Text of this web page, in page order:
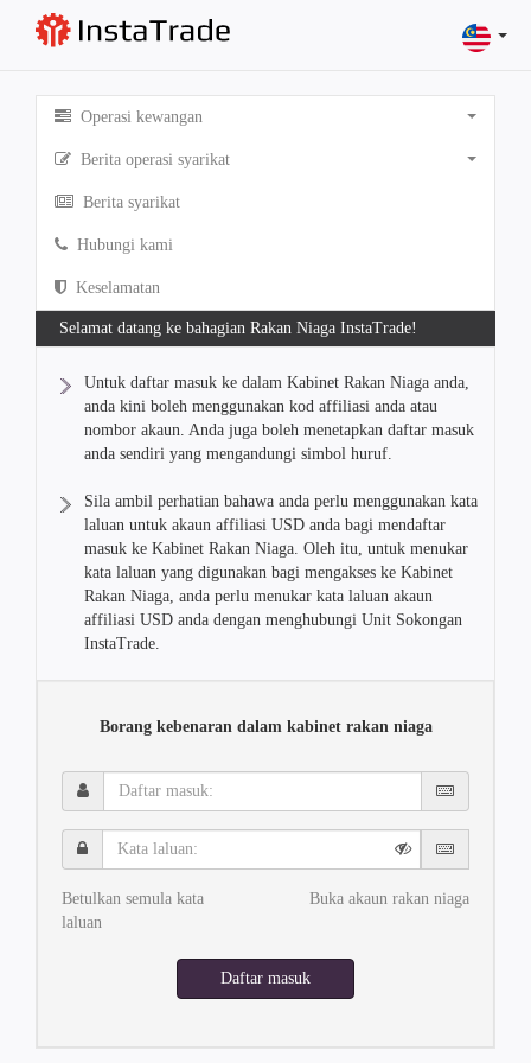
Operasi kewangan
Berita operasi syarikat
Berita syarikat
Hubungi kami
Keselamatan
Selamat datang ke bahagian Rakan Niaga InstaTrade!
Untuk daftar masuk ke dalam Kabinet Rakan Niaga anda,
anda kini boleh menggunakan kod affiliasi anda atau
nombor akaun. Anda juga boleh menetapkan daftar masuk
anda sendiri yang mengandungi simbol huruf.
Sila ambil perhatian bahawa anda perlu menggunakan kata
laluan untuk akaun affiliasi USD anda bagi mendaftar
masuk ke Kabinet Rakan Niaga. Oleh itu, untuk menukar
kata laluan yang digunakan bagi mengakses ke Kabinet
Rakan Niaga, anda perlu menukar kata laluan akaun
affiliasi USD anda dengan menghubungi Unit Sokongan
InstaTrade.
Borang kebenaran dalam kabinet rakan niaga
Daftar
masuk:
Kata
laluan:
Betulkan semula kata
laluan
Buka akaun rakan niaga
Daftar masuk